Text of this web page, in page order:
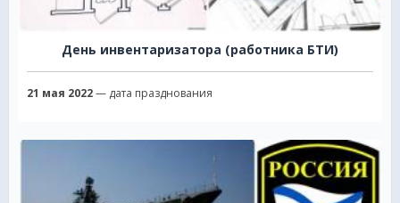
День инвентаризатора (работника БТИ)
21 мая 2022— дата празднования